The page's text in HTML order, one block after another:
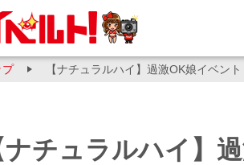
プ 【ナチュラルハイ】過激OK娘イベ
ナチュラルハイ】